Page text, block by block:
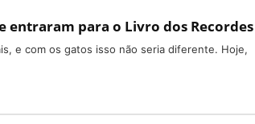
entraram para o Livro dos Recordes
e com os gatos isso não seria diferente. Hoje,